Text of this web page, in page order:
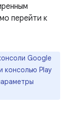
перейти к
Google
консолью Play